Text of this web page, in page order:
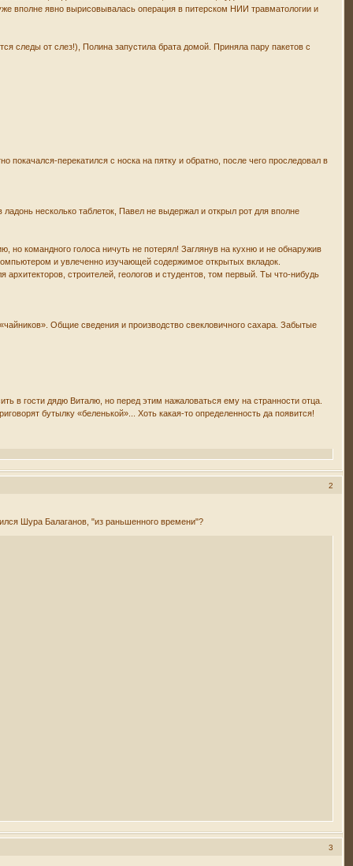
вполне явно вырисовывалась операция в питерском НИИ травматологии и
следы от слез!), Полина запустила брата домой. Приняла пару пакетов с
перекатился с носка на пятку и обратно, после чего проследовал в
несколько таблеток, Павел не выдержал и открыл рот для вполне
командного голоса ничуть не потерял! Заглянув на кухню и не обнаружив
и увлеченно изучающей содержимое открытых вкладок.
строителей, геологов и студентов, том первый. Ты что-нибудь
Общие сведения и производство свекловичного сахара. Забытые
в гости дядю Виталю, но перед этим нажаловаться ему на странности отца.
бутылку «беленькой»... Хоть какая-то определенность да появится!
2
Шура Балаганов, "из раньшенного времени"?
3